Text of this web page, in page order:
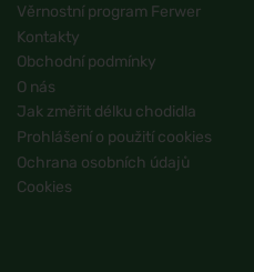
Věrnostní program Ferwer
Kontakty
Obchodní podmínky
O nás
Jak změřit délku chodidla
Prohlášení o použití cookies
Ochrana osobních údajů
Cookies